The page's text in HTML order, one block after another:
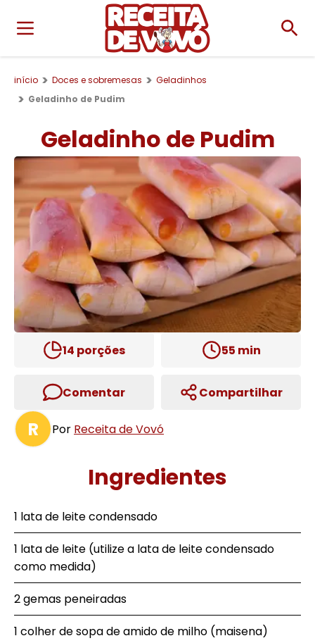
início Doces e sobremesas
Geladinhos
Geladinho de Pudim
Geladinho de Pudim
14 porções 55 min
Comentar Compartilhar
R Por Receita de Vovó
Ingredientes
1 lata de leite condensado
1 lata de leite (utilize a lata de leite condensado
como medida)
2 gemas peneiradas
1 colher de sopa de amido de milho (maisena)